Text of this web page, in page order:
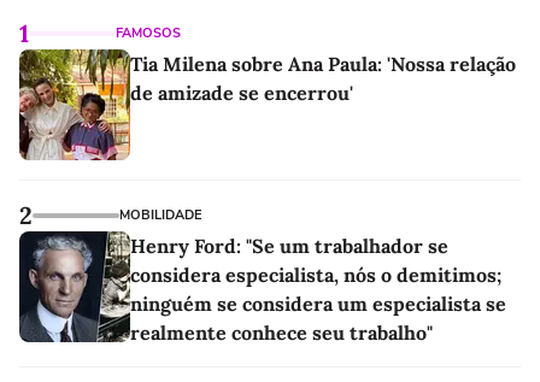
1 FAMOSOS
Tia Milena sobre Ana Paula: 'Nossa relação
de amizade se encerrou'
2 MOBILIDADE
Henry Ford: "Se um trabalhador se
considera especialista, nós o demitimos;
ninguém se considera um especialista se
realmente conhece seu trabalho"